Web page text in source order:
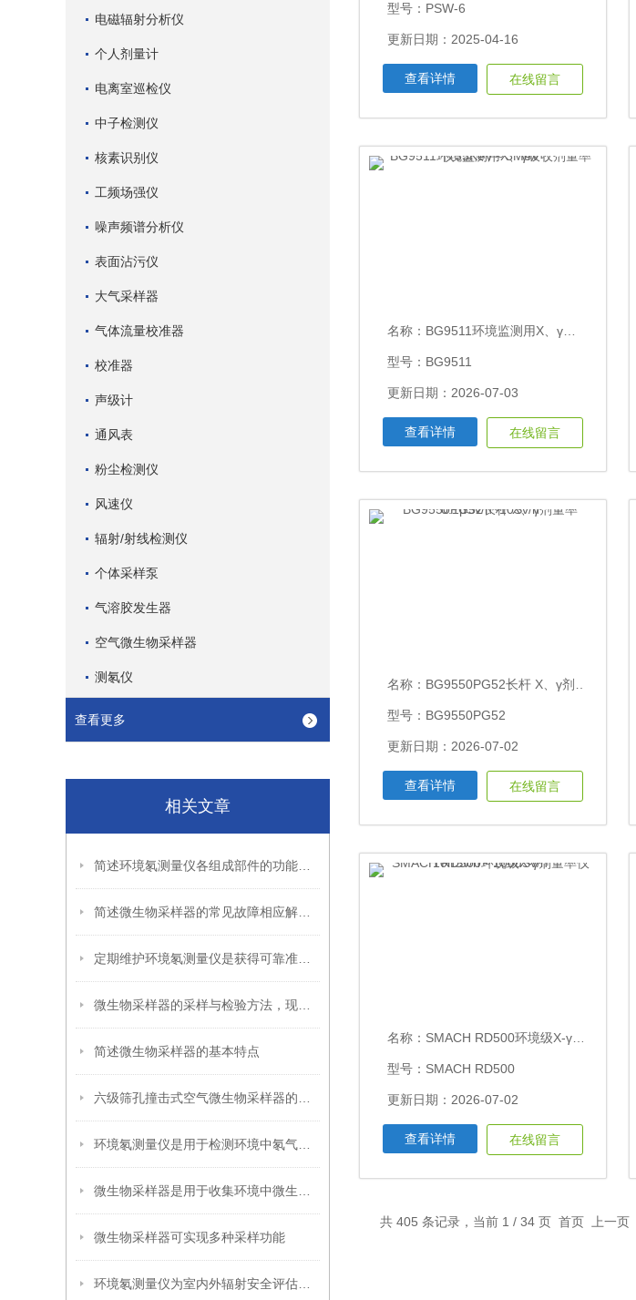
电磁辐射分析仪
个人剂量计
电离室巡检仪
中子检测仪
核素识别仪
工频场强仪
噪声频谱分析仪
表面沾污仪
大气采样器
气体流量校准器
校准器
声级计
通风表
粉尘检测仪
风速仪
辐射/射线检测仪
个体采样泵
气溶胶发生器
空气微生物采样器
测氡仪
查看更多
相关文章
简述微生物采样器的基本特点
微生物采样器可实现多种采样功能
型号：PSW-6
更新日期：2025-04-16
查看详情 在线留言
名称： BG9511环境监测用X、γ吸收剂量率仪35KeV～3MeV
型号：BG9511
更新日期：2026-07-03
查看详情 在线留言
名称： BG9550PG52长杆 X、γ剂量率 0.1μSv/h~10Sv/h
型号：BG9550PG52
更新日期：2026-07-02
查看详情 在线留言
名称： SMACH RD500环境级X-γ剂量率仪10nSv/h～100uSv/h
型号：SMACH RD500
更新日期：2026-07-02
查看详情 在线留言
共 405 条记录，当前 1 / 34 页 首页 上一页